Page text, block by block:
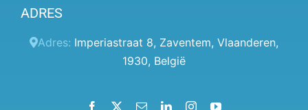
Prijzen
Klantenpaneel
Algemene voorwaarden
ADRES
Adres: Imperiastraat 8, Zaventem, Vlaanderen,
1930, België
Facebook EmailLinkedInInstagramYouTube